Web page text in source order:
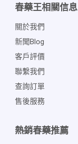
春藥王相關信息
關於我們
新聞blog
客戶評價
聯繫我們
查詢訂單
售後服務
熱銷春藥推薦